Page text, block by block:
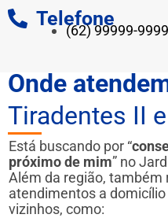
Telefone
(62) 99999-9999
Onde
Tiradentes II
Está buscando por “
próximo de mim” no
Além da região, também
atendimentos a
vizinhos, como: